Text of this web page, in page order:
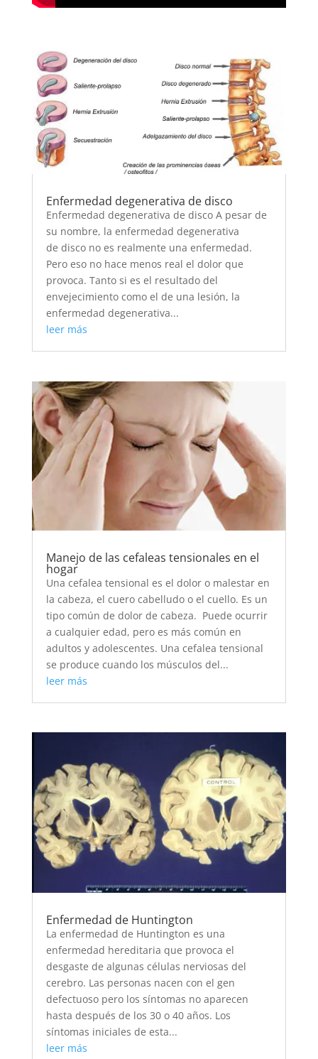
Enfermedad degenerativa de disco
Enfermedad degenerativa de disco A pesar de
su nombre, la enfermedad degenerativa
de disco no es realmente una enfermedad.
Pero eso no hace menos real el dolor que
provoca. Tanto si es el resultado del
envejecimiento como el de una lesión, la
enfermedad degenerativa...
leer más
Manejo de las cefaleas tensionales en el
hogar
Una cefalea tensional es el dolor o malestar en
la cabeza, el cuero cabelludo o el cuello. Es un
tipo común de dolor de cabeza. Puede ocurrir
a cualquier edad, pero es más común en
adultos y adolescentes. Una cefalea tensional
se produce cuando los músculos del...
leer más
Enfermedad de Huntington
La enfermedad de Huntington es una
enfermedad hereditaria que provoca el
desgaste de algunas células nerviosas del
cerebro. Las personas nacen con el gen
defectuoso pero los síntomas no aparecen
hasta después de los 30 o 40 años. Los
síntomas iniciales de esta...
leer más